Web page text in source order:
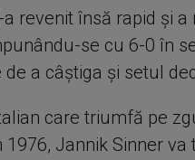
revenit însă rapid şi
se cu 6-0 în
a câştiga şi setul
care triumfă pe
Jannik Sinner